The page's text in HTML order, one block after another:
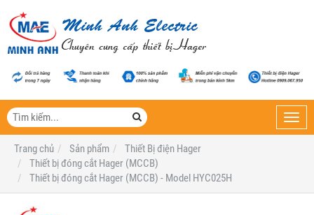
Trang chủ
Sản phẩm
Thiết Bị điện Hager
Thiết bị đóng cắt Hager (MCCB)
Thiết bị đóng cắt Hager (MCCB) - Model HYC025H